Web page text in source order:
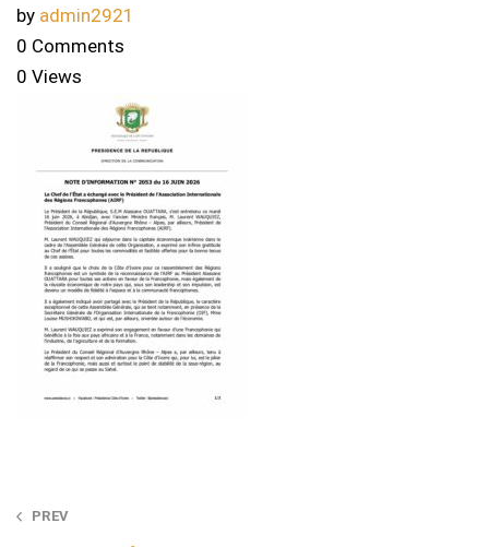
by admin2921
0 Comments
0 Views
Post
PREV